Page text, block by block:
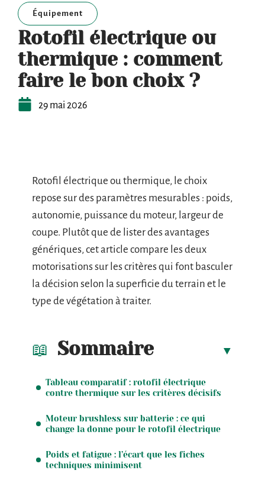
Équipement
Rotofil électrique ou
thermique : comment
faire le bon choix ?
29 mai 2026
Rotofil électrique ou thermique, le choix
repose sur des paramètres mesurables : poids,
autonomie, puissance du moteur, largeur de
coupe. Plutôt que de lister des avantages
génériques, cet article compare les deux
motorisations sur les critères qui font basculer
la décision selon la superficie du terrain et le
type de végétation à traiter.
Sommaire
Tableau comparatif : rotofil électrique
contre thermique sur les critères décisifs
Moteur brushless sur batterie : ce qui
change la donne pour le rotofil électrique
Poids et fatigue : l’écart que les fiches
techniques minimisent